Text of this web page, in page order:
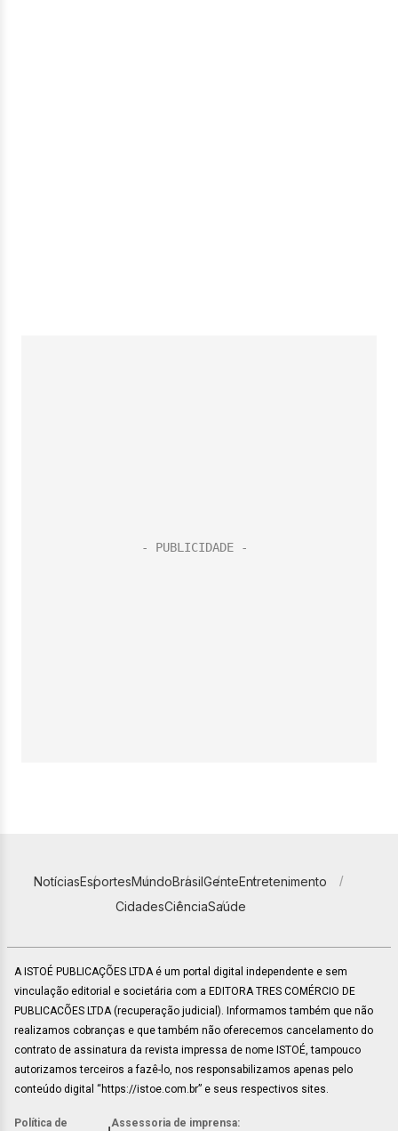
NotíciasEsportesMundoBrasilGenteEntretenimento
CidadesCiênciaSaúde
A ISTOÉ PUBLICAÇÕES LTDA é um portal digital independente e sem
vinculação editorial e societária com a EDITORA TRES COMÉRCIO DE
PUBLICACÕES LTDA (recuperação judicial). Informamos também que não
realizamos cobranças e que também não oferecemos cancelamento do
contrato de assinatura da revista impressa de nome ISTOÉ, tampouco
autorizamos terceiros a fazê-lo, nos responsabilizamos apenas pelo
conteúdo digital “https://istoe.com.br” e seus respectivos sites.
Política de Assessoria de imprensa: